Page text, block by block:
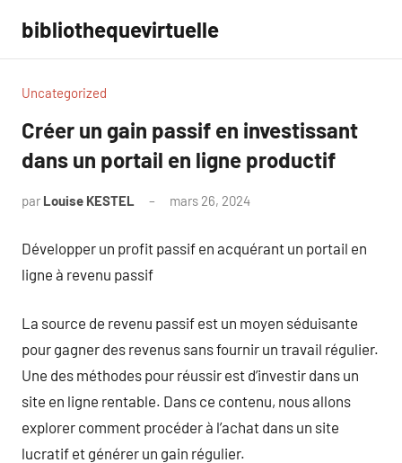
contenu
bibliothequevirtuelle
Uncategorized
Créer un gain passif en investissant
dans un portail en ligne productif
par Louise KESTEL mars 26, 2024
Développer un profit passif en acquérant un portail en
ligne à revenu passif
La source de revenu passif est un moyen séduisante
pour gagner des revenus sans fournir un travail régulier.
Une des méthodes pour réussir est d’investir dans un
site en ligne rentable. Dans ce contenu, nous allons
explorer comment procéder à l’achat dans un site
lucratif et générer un gain régulier.